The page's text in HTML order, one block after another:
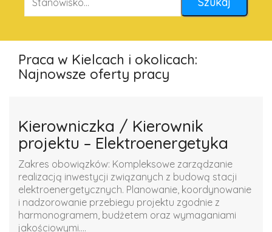
Praca w Kielcach i okolicach:
Najnowsze oferty pracy
Kierowniczka / Kierownik
projektu – Elektroenergetyka
Zakres obowiązków: Kompleksowe zarządzanie
realizacją inwestycji związanych z budową stacji
elektroenergetycznych. Planowanie, koordynowanie
i nadzorowanie przebiegu projektu zgodnie z
harmonogramem, budżetem oraz wymaganiami
jakościowymi....